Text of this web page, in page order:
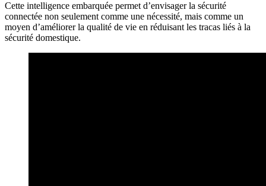
Cette intelligence embarquée permet d’envisager la sécurité
connectée non seulement comme une nécessité, mais comme un
moyen d’améliorer la qualité de vie en réduisant les tracas liés à la
sécurité domestique.